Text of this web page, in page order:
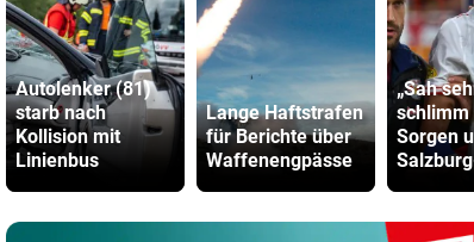
Autolenker (81)
starb nach
Kollision mit
Linienbus
Lange Haftstrafen
für Berichte über
Waffenengpässe
„Sah
schlimm
Sorgen